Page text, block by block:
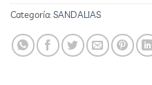
Categoría:SANDALIAS